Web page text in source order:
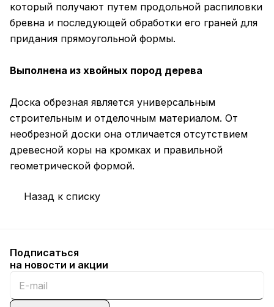
который получают путем продольной распиловки
бревна и последующей обработки его граней для
придания прямоугольной формы.
Выполнена из хвойных пород дерева
Доска обрезная является универсальным
строительным и отделочным материалом. От
необрезной доски она отличается отсутствием
древесной коры на кромках и правильной
геометрической формой.
Назад к списку
Подписаться
на новости и акции